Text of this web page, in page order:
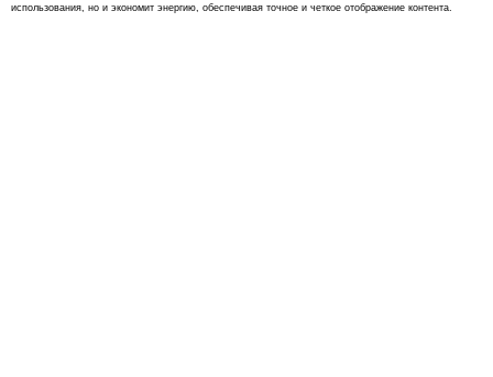
использования, но и экономит энергию, обеспечивая точное и четкое отображение контента.